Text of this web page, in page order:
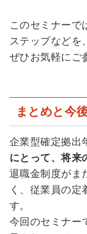
このセミナーで
ステップなどを
ぜひお気軽にご
まとめと今
企業型確定拠出
にとって、将来
退職金制度がま
く、従業員の定
す。
今回のセミナー